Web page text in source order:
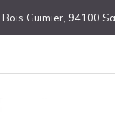
Bois Guimier, 94100